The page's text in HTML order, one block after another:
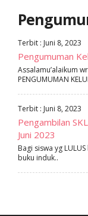
Terbit : Juni 8, 2023
Pengumuman
Assalamu’alaikum
PENGUMUMAN
Terbit : Juni 8, 2023
Pengambilan
Juni 2023
Bagi siswa yg
buku induk..